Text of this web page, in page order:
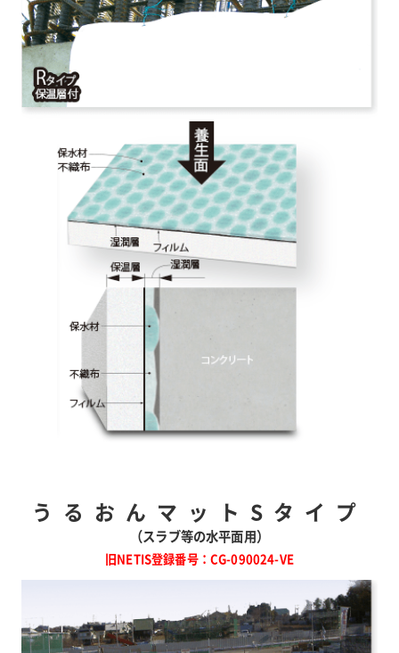
うるおんマットSタイプ
（スラブ等の水平面用）
旧NETIS登録番号：CG-090024-VE